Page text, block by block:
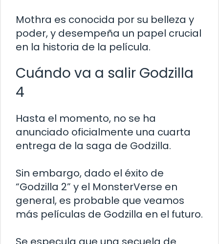
Mothra es conocida por su belleza y
poder, y desempeña un papel crucial
en la historia de la película.
Cuándo va a salir Godzilla
4
Hasta el momento, no se ha
anunciado oficialmente una cuarta
entrega de la saga de Godzilla.
Sin embargo, dado el éxito de
“Godzilla 2” y el MonsterVerse en
general, es probable que veamos
más películas de Godzilla en el futuro.